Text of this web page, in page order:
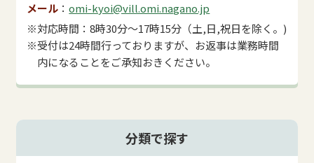
メール
omi-kyoi@vill.omi.nagano.jp
※対応時間：8時30分～17時15分（土,日,祝日を除く。)
※受付は24時間行っておりますが、お返事は業務時間
内になることをご承知おきください。
分類で探す